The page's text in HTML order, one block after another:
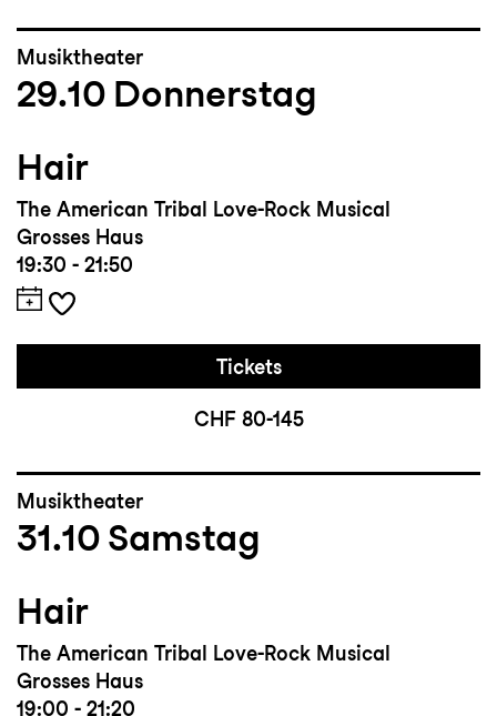
Musiktheater
29.10 Donnerstag
Hair
The American Tribal Love-Rock Musical
Grosses Haus
19:30 - 21:50
Tickets
CHF 80-145
Musiktheater
31.10 Samstag
Hair
The American Tribal Love-Rock Musical
Grosses Haus
19:00 - 21:20